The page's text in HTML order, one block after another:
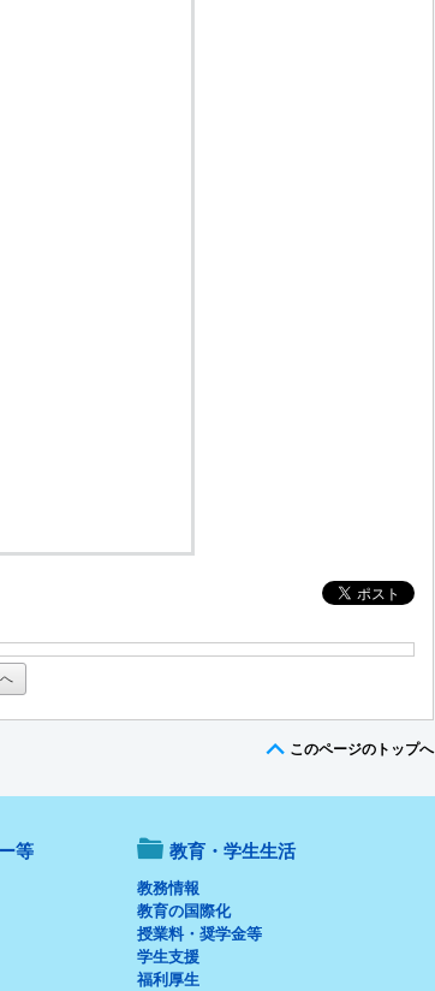
このページのトップへ
等 教育・学生生活
教務情報
教育の国際化
授業料・奨学金等
学生支援
福利厚生